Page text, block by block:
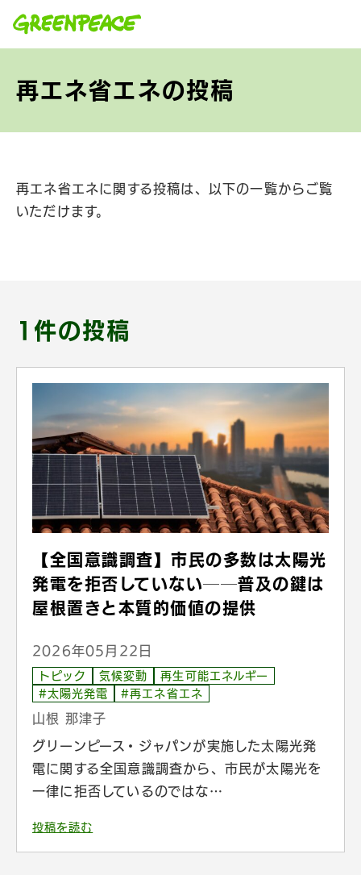
再エネ省エネの投稿
再エネ省エネに関する投稿は、以下の一覧からご覧
いただけます。
1件の投稿
【全国意識調査】市民の多数は太陽光
発電を拒否していない──普及の鍵は
屋根置きと本質的価値の提供
2026年05月22日
トピック 気候変動
再生可能エネルギー
#太陽光発電
#再エネ省エネ
山根 那津子
グリーンピース・ジャパンが実施した太陽光発
電に関する全国意識調査から、市民が太陽光を
一律に拒否しているのではな…
投稿を読む